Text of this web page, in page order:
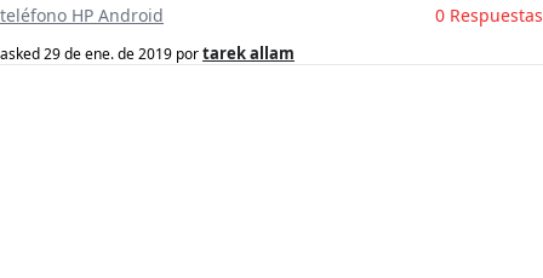
teléfono HP Android 0 Respuestas
asked29 de ene. de 2019 portarek allam